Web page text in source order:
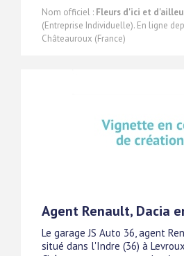
Nom officiel : Fleurs d'ici et
(Entreprise Individuelle). En ligne
Châteauroux (France)
Agent Renault, Dacia
Le garage JS Auto 36, agent
situé dans l'Indre (36) à